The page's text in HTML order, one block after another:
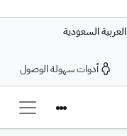
السعودية
أدوات سهولة الوصول